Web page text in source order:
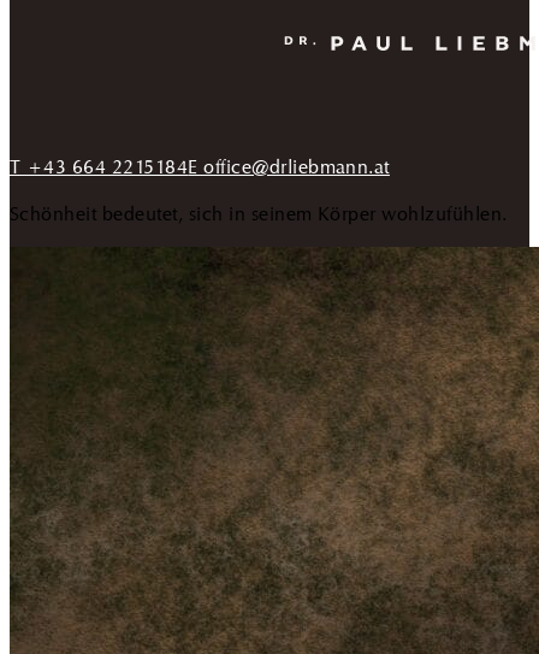
T +43 664 2215184E office@drliebmann.at
Schönheit bedeutet, sich in seinem Körper wohlzufühlen.